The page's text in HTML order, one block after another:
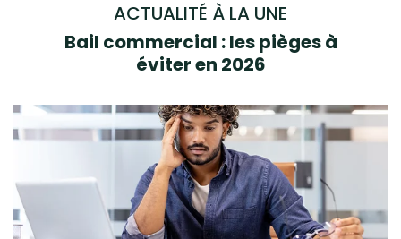
ACTUALITÉ À LA UNE
Bail commercial : les pièges à
éviter en 2026